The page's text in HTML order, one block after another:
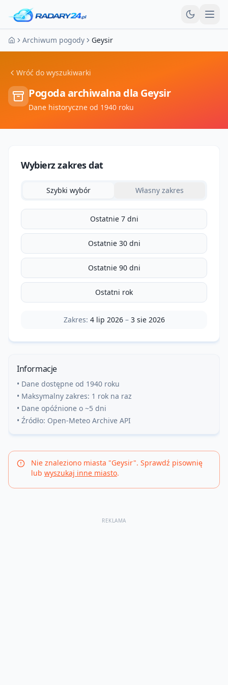
Strona główna
Archiwum pogody Geysir
Wróć do wyszukiwarki
Pogoda archiwalna dla Geysir
Dane historyczne od 1940 roku
Wybierz zakres dat
Szybki wybór Własny zakres
Ostatnie 7 dni
Ostatnie 30 dni
Ostatnie 90 dni
Ostatni rok
Zakres: 4 lip 2026– 3 sie 2026
Informacje
• Dane dostępne od 1940 roku
• Maksymalny zakres: 1 rok na raz
• Dane opóźnione o ~5 dni
• Źródło: Open-Meteo Archive API
Nie znaleziono miasta "Geysir". Sprawdź pisownię
lub wyszukaj inne miasto.
REKLAMA